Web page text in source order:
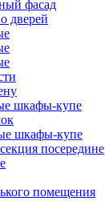
фасад
дверей
шкафы-купе
шкафы-купе
посередине
помещения